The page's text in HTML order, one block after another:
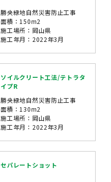
勝央緑地自然災害防止工事
面積：150m2
施工場所：岡山県
施工年月：2022年3月
ソイルクリート工法/テトラタ
イプR
勝央緑地自然災害防止工事
面積：130m2
施工場所：岡山県
施工年月：2022年3月
セパレートショット